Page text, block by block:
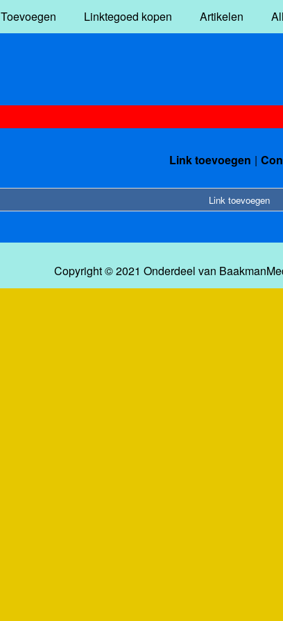
Toevoegen Linktegoed kopen Artikelen
Link toevoegen
Link toevoegen
Copyright © 2021 Onderdeel van